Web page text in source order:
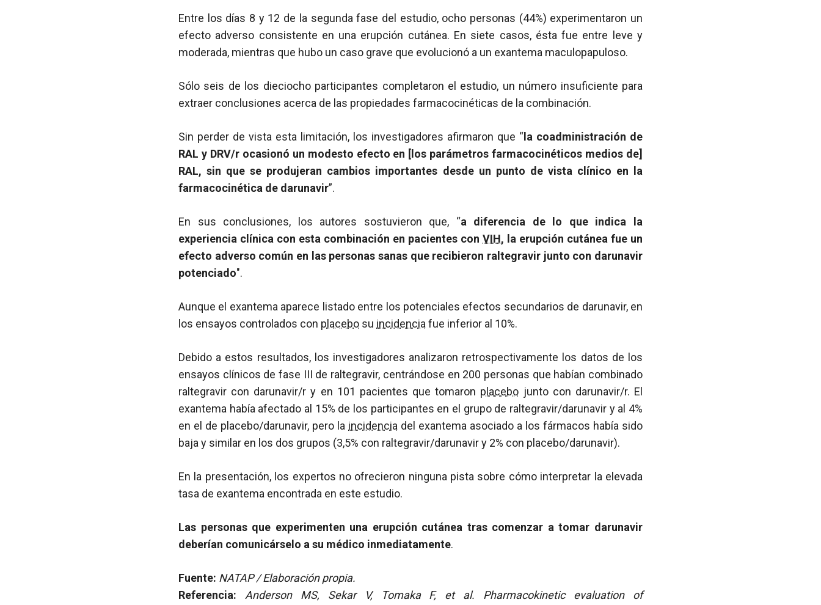
Entre los días 8 y 12 de la segunda fase del estudio, ocho personas (44%) experimentaron un
efecto adverso consistente en una erupción cutánea. En siete casos, ésta fue entre leve y
moderada, mientras que hubo un caso grave que evolucionó a un exantema maculopapuloso.
Sólo seis de los dieciocho participantes completaron el estudio, un número insuficiente para
extraer conclusiones acerca de las propiedades farmacocinéticas de la combinación.
Sin perder de vista esta limitación, los investigadores afirmaron que “ la coadministración de
RAL y DRV/r ocasionó un modesto efecto en [los parámetros farmacocinéticos medios de]
RAL, sin que se produjeran cambios importantes desde un punto de vista clínico en la
farmacocinética de darunavir”.
En sus conclusiones, los autores sostuvieron que, “a diferencia de lo que indica la
experiencia clínica con esta combinación en pacientes con VIH, la erupción cutánea fue un
efecto adverso común en las personas sanas que recibieron raltegravir junto con darunavir
potenciado".
Aunque el exantema aparece listado entre los potenciales efectos secundarios de darunavir, en
los ensayos controlados con placebo su incidencia fue inferior al 10%.
Debido a estos resultados, los investigadores analizaron retrospectivamente los datos de los
ensayos clínicos de fase III de raltegravir, centrándose en 200 personas que habían combinado
raltegravir con darunavir/r y en 101 pacientes que tomaron placebo junto con darunavir/r. El
exantema había afectado al 15% de los participantes en el grupo de raltegravir/darunavir y al 4%
en el de placebo/darunavir, pero la incidencia del exantema asociado a los fármacos había sido
baja y similar en los dos grupos (3,5% con raltegravir/darunavir y 2% con placebo/darunavir).
En la presentación, los expertos no ofrecieron ninguna pista sobre cómo interpretar la elevada
tasa de exantema encontrada en este estudio.
Las personas que experimenten una erupción cutánea tras comenzar a tomar darunavir
deberían comunicárselo a su médico inmediatamente.
Fuente: NATAP / Elaboración propia.
Referencia:
Anderson MS, Sekar V, Tomaka F, et al. Pharmacokinetic evaluation of